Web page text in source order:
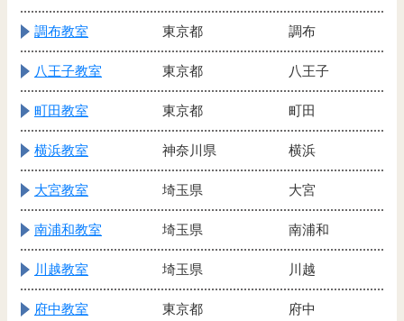
調布教室 東京都 調布
八王子教室 東京都 八王子
町田教室 東京都 町田
横浜教室 神奈川県 横浜
大宮教室 埼玉県 大宮
南浦和教室 埼玉県 南浦和
川越教室 埼玉県 川越
府中教室 東京都 府中